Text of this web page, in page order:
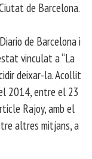
de Barcelona.
de Barcelona i
vinculat a “La
deixar-la. Acollit
2014, entre el 23
Rajoy, amb el
altres mitjans, a